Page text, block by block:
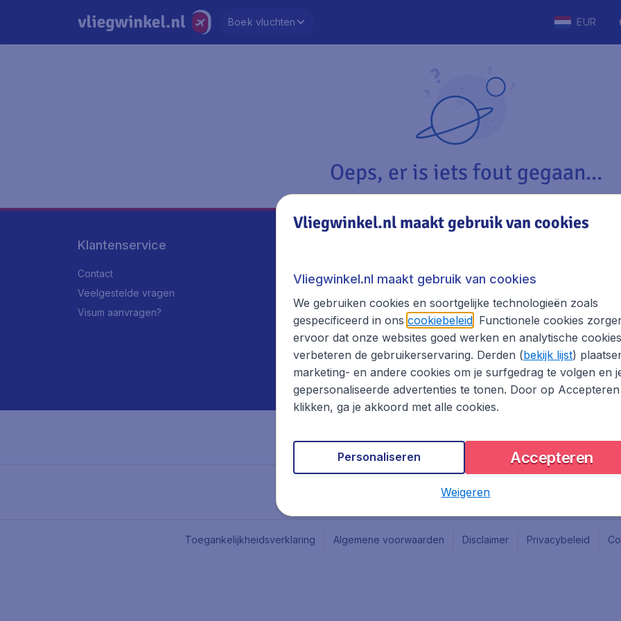
Boek vluchten EUR
Oeps, er is iets fout gegaan...
Klantenservice
Contact
Veelgestelde vragen
Visum aanvragen?
Over Vliegwinkel.nl
Reisgids
Toegankelijkheidsverklaring Algemene voorwaarden Disclaimer Privacybeleid
Vliegwinkel.nl maakt gebruik van cookies
Vliegwinkel.nl maakt gebruik van cookies
We gebruiken cookies en soortgelijke technologieën zoals
gespecificeerd in ons cookiebeleid. Functionele cookies
ervoor dat onze websites goed werken en analytische cookies
verbeteren de gebruikerservaring. Derden (bekijk lijst)
marketing- en andere cookies om je surfgedrag te volgen en
gepersonaliseerde advertenties te tonen. Door op
klikken, ga je akkoord met alle cookies.
Accepteren
Personaliseren
Weigeren